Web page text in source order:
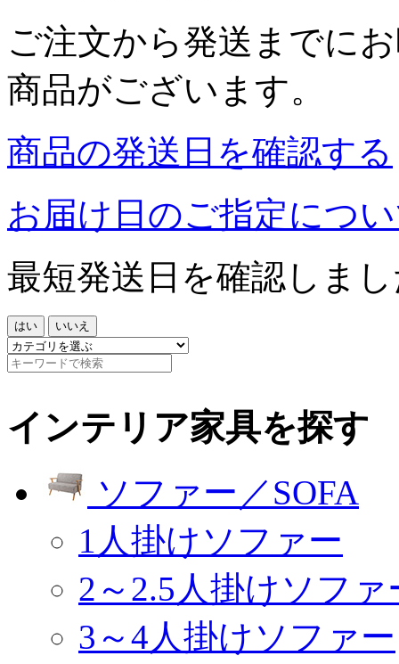
ご注文から発送までに
商品がございます。
商品の発送日を確認する
お届け日のご指定につ
最短発送日を確認しま
はい いいえ
インテリア家具を探す
ソファー／SOFA
1人掛けソファー
2～2.5人掛けソファ
3～4人掛けソファー